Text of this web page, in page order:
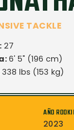
TACKLE
27
6' 5" (196 cm)
338 lbs (153 kg)
AÑO
2023